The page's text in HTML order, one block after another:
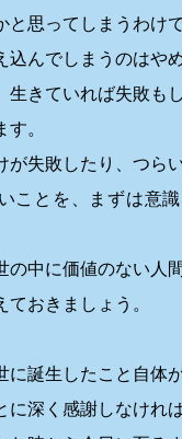
と思ってしまうわけ
込んでしまうのはや
生きていれば失敗も
。
が失敗したり、つら
ことを、まずは意
の中に価値のない人
おきましょう。
に誕生したこと自体
に深く感謝しなけれ